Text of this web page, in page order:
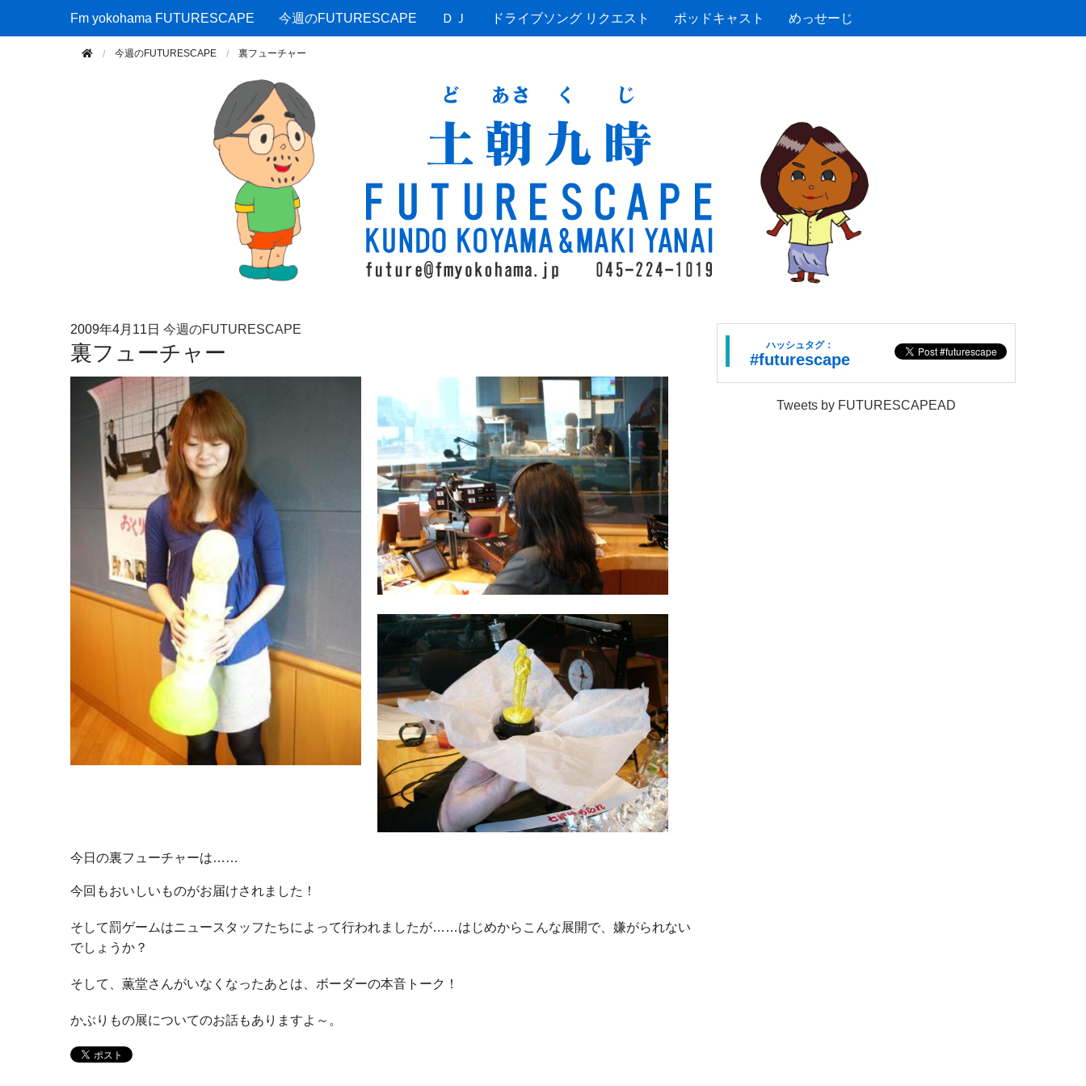
Fm yokohama FUTURESCAPE
Fm yokohama FUTURESCAPE 今週のFUTURESCAPE ＤＪ ドライブソング リクエスト ポッドキャスト めっせーじ
今週のFUTURESCAPE 裏フューチャー
2009年4月11日 今週のFUTURESCAPE
裏フューチャー
今日の裏フューチャーは……
今回もおいしいものがお届けされました！
そして罰ゲームはニュースタッフたちによって行われましたが……はじめからこんな展開で、嫌がられない
でしょうか？
そして、薫堂さんがいなくなったあとは、ボーダーの本音トーク！
かぶりもの展についてのお話もありますよ～。
ハッシュタグ：
#futurescape
Tweets by FUTURESCAPEAD